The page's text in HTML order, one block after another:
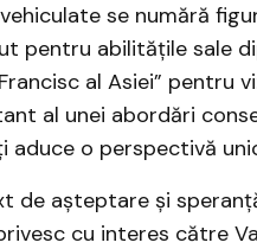
se numără
pentru abilitățile sale
al Asiei” pentru
al unei abordări
aduce o perspectivă
de așteptare și
cu interes către